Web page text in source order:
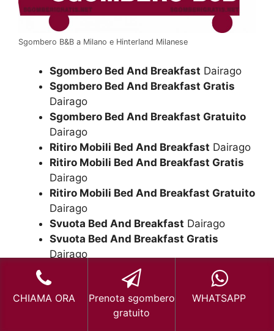
Sgombero B&B a Milano e Hinterland Milanese
Sgombero Bed And Breakfast Dairago
Sgombero Bed And Breakfast Gratis
Dairago
Sgombero Bed And Breakfast Gratuito
Dairago
Ritiro Mobili Bed And Breakfast Dairago
Ritiro Mobili Bed And Breakfast Gratis
Dairago
Ritiro Mobili Bed And Breakfast Gratuito
Dairago
Svuota Bed And Breakfast Dairago
Svuota Bed And Breakfast Gratis
Dairago
SCRIVICI – RICHIEDI ORA IL TUO
SGOMBERO GRATUITO
CHIAMA ORA
Prenota sgombero
gratuito
WHATSAPP